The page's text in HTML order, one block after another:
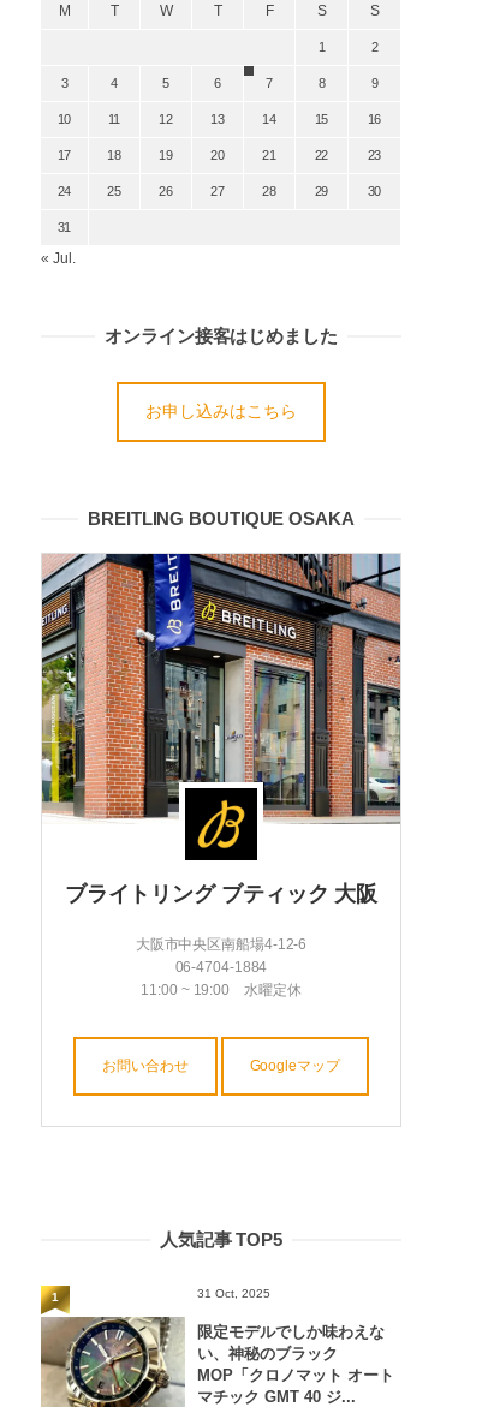
M T W T F S S
1 2
3 4 5 6 7 8 9
10 11 12 13 14 15 16
17 18 19 20 21 22 23
24 25 26 27 28 29 30
31
« Jul.
オンライン接客はじめました
お申し込みはこちら
BREITLING BOUTIQUE OSAKA
ブライトリング ブティック 大阪
大阪市中央区南船場4-12-6
06-4704-1884
11:00 ~ 19:00 水曜定休
お問い合わせ Googleマップ
人気記事 TOP5
31 Oct, 2025
限定モデルでしか味わえな
い、神秘のブラック
MOP「クロノマット オート
マチック GMT 40 ジ...
1